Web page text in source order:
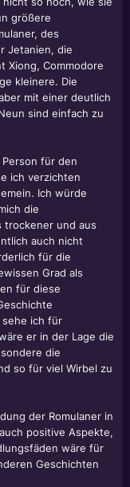
größere
des
Jetanien, die
Xiong, Commodore
kleinere. Die
mit einer deutlich
sind einfach zu
für den
ich verzichten
Ich würde
die
trockener und aus
auch nicht
für die
Grad als
für diese
ich für
er in der Lage die
die
so für viel Wirbel zu
der Romulaner in
positive Aspekte,
wäre für
Geschichten